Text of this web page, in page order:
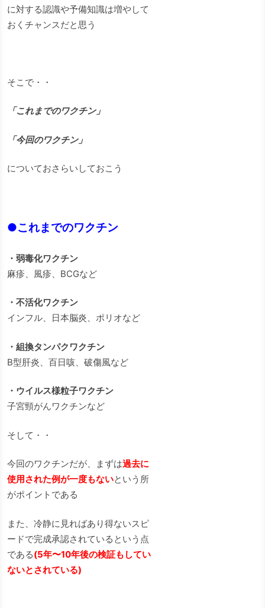
に対する認識や予備知識は増やして
おくチャンスだと思う
そこで・・
「これまでのワクチン」
「今回のワクチン」
についておさらいしておこう
●これまでのワクチン
・弱毒化ワクチン
麻疹、風疹、BCGなど
・不活化ワクチン
インフル、日本脳炎、ポリオなど
・組換タンパクワクチン
B型肝炎、百日咳、破傷風など
・ウイルス様粒子ワクチン
子宮頸がんワクチンなど
そして・・
今回のワクチンだが、まずは過去に
使用された例が一度もないという所
がポイントである
また、冷静に見ればあり得ないスピ
ードで完成承認されているという点
である(5年〜10年後の検証もしてい
ないとされている)